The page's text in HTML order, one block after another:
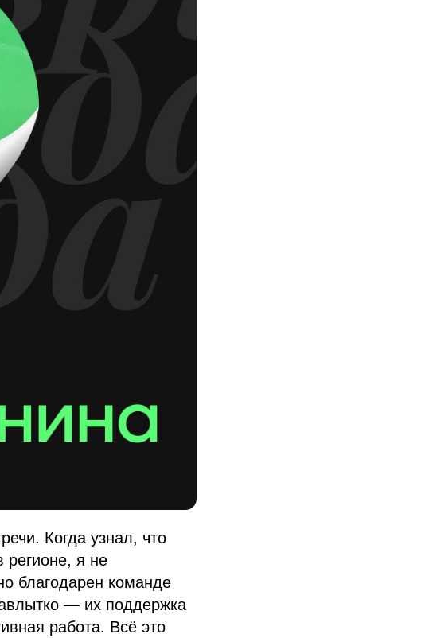
Когда узнал, что
регионе, я не
благодарен команде
— их поддержка
работа. Всё это